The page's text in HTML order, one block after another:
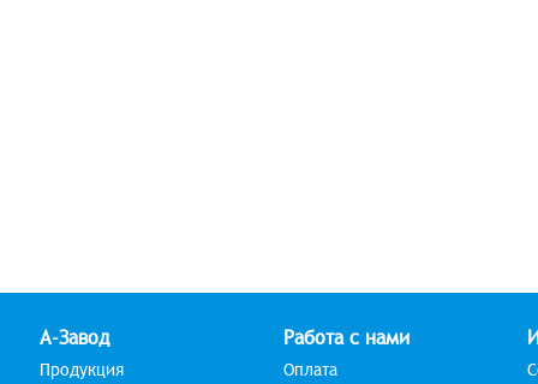
А-Завод
Продукция
Работа с нами
Оплата